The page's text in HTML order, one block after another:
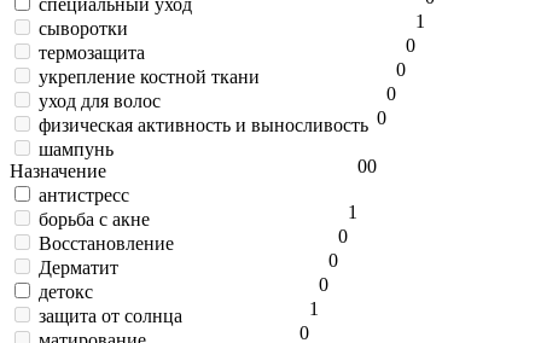
специальный уход
1
сыворотки
0
термозащита
0
укрепление костной ткани
0
уход для волос
0
физическая активность и выносливость
0
шампунь
0
Назначение
антистресс
1
борьба с акне
0
Восстановление
0
Дерматит
0
детокс
1
защита от солнца
0